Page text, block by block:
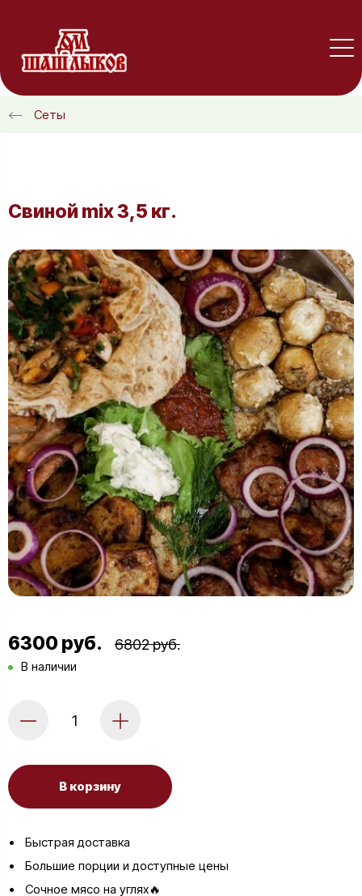
Сеты
Свиной mix 3,5 кг.
6300 руб. 6802 руб.
В наличии
В корзину
Быстрая доставка
Большие порции и доступные цены
Сочное мясо на углях🔥